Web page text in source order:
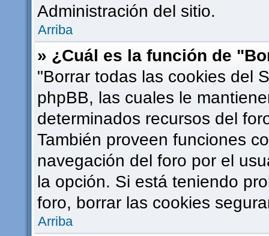
Administración del sitio.
Arriba
» ¿Cuál es la función de
"Borrar todas las cookies del
phpBB, las cuales le
determinados recursos del
También proveen funciones
navegación del foro por el
la opción. Si está teniendo
foro, borrar las cookies
Arriba